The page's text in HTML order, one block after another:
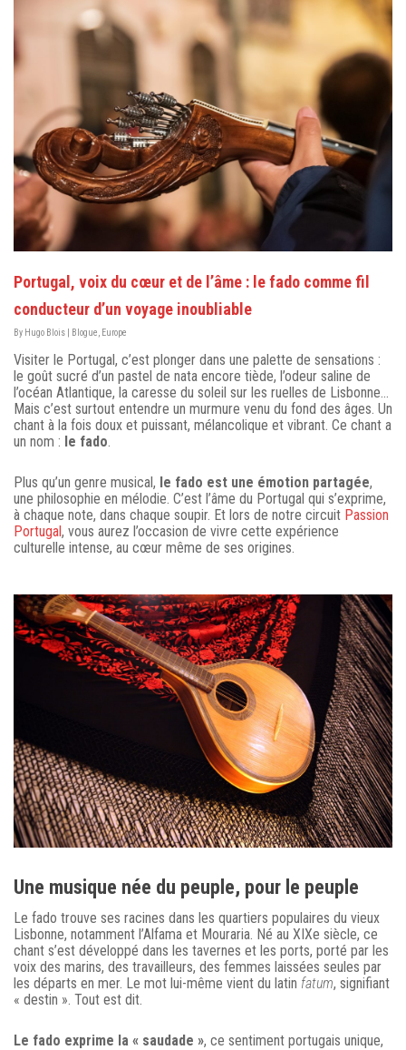
Portugal, voix du cœur et de l’âme : le fado comme fil
conducteur d’un voyage inoubliable
By Hugo Blois Blogue Europe
Visiter le Portugal, c’est plonger dans une palette de sensations :
le goût sucré d’un pastel de nata encore tiède, l’odeur saline de
l’océan Atlantique, la caresse du soleil sur les ruelles de Lisbonne…
Mais c’est surtout entendre un murmure venu du fond des âges. Un
chant à la fois doux et puissant, mélancolique et vibrant. Ce chant a
un nom : le fado.
Plus qu’un genre musical, le fado est une émotion partagée,
une philosophie en mélodie. C’est l’âme du Portugal qui s’exprime,
à chaque note, dans chaque soupir. Et lors de notre circuit Passion
Portugal, vous aurez l’occasion de vivre cette expérience
culturelle intense, au cœur même de ses origines.
Une musique née du peuple, pour le peuple
Le fado trouve ses racines dans les quartiers populaires du vieux
Lisbonne, notamment l’Alfama et Mouraria. Né au XIXe siècle, ce
chant s’est développé dans les tavernes et les ports, porté par les
voix des marins, des travailleurs, des femmes laissées seules par
les départs en mer. Le mot lui-même vient du latin fatum, signifiant
« destin ». Tout est dit.
Le fado exprime la « saudade », ce sentiment portugais unique,